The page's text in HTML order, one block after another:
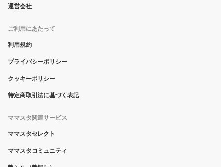
運営会社
ご利用にあたって
利用規約
プライバシーポリシー
クッキーポリシー
特定商取引法に基づく表記
ママスタ関連サービス
ママスタセレクト
ママスタコミュニティ